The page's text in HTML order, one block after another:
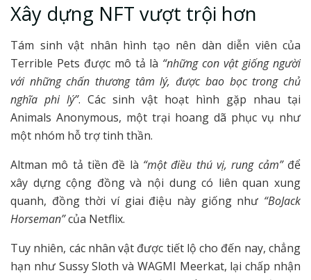
Xây dựng NFT vượt trội hơn
Tám sinh vật nhân hình tạo nên dàn diễn viên của
Terrible Pets được mô tả là “những con vật giống người
với những chấn thương tâm lý, được bao bọc trong chủ
nghĩa phi lý”. Các sinh vật hoạt hình gặp nhau tại
Animals Anonymous, một trại hoang dã phục vụ như
một nhóm hỗ trợ tinh thần.
Altman mô tả tiền đề là “một điều thú vị, rung cảm”để
xây dựng cộng đồng và nội dung có liên quan xung
quanh, đồng thời ví giai điệu này giống như “BoJack
Horseman”của Netflix.
Tuy nhiên, các nhân vật được tiết lộ cho đến nay, chẳng
hạn như Sussy Sloth và WAGMI Meerkat, lại chấp nhận